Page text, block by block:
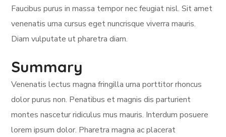
Faucibus purus in massa tempor nec feugiat nisl. Sit amet
venenatis urna cursus eget nuncrisque viverra mauris.
Diam vulputate ut pharetra diam.
Summary
Venenatis lectus magna fringilla urna porttitor rhoncus
dolor purus non. Penatibus et magnis dis parturient
montes nascetur ridiculus mus mauris. Interdum posuere
lorem ipsum dolor. Pharetra magna ac placerat